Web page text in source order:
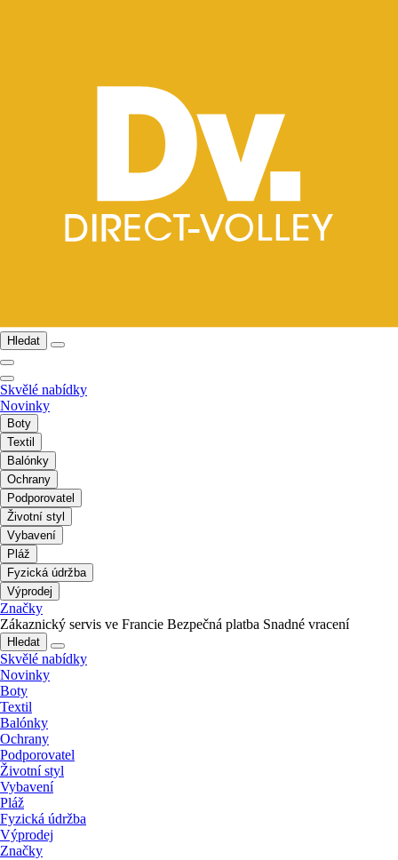
Hledat
Skvělé nabídky
Novinky
Boty
Textil
Balónky
Ochrany
Podporovatel
Životní styl
Vybavení
Pláž
Fyzická údržba
Výprodej
Značky
Zákaznický servis ve Francie Bezpečná platba Snadné vracení
Hledat
Skvělé nabídky
Novinky
Boty
Textil
Balónky
Ochrany
Podporovatel
Životní styl
Vybavení
Pláž
Fyzická údržba
Výprodej
Značky